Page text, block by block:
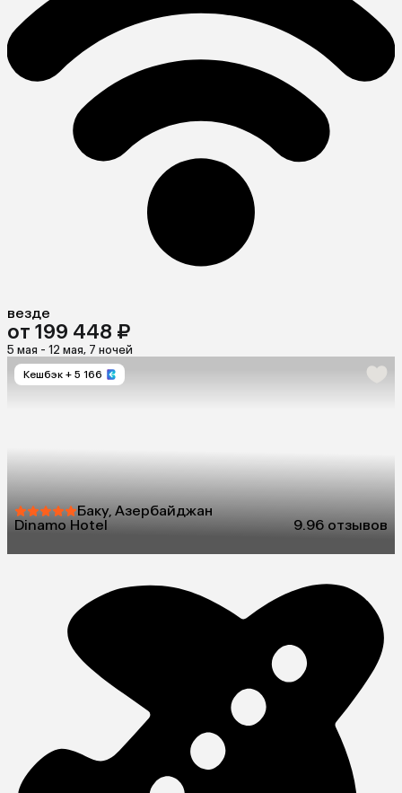
везде
от 199 448 ₽
5 мая - 12 мая, 7 ночей
Кешбэк + 5 166
Баку, Азербайджан
Dinamo Hotel
9.96 отзывов